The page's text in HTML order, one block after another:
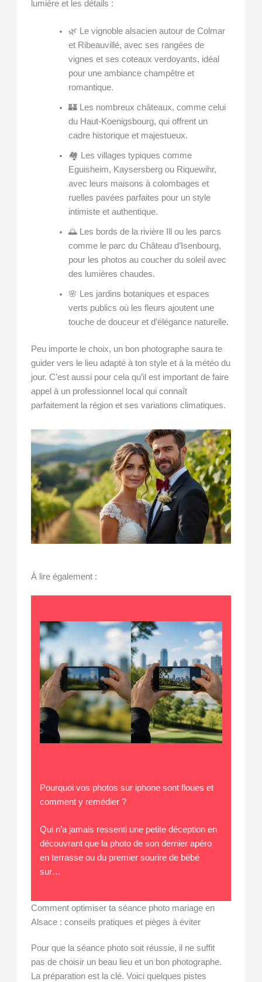
lumière et les détails :
🌿 Le vignoble alsacien autour de Colmar
et Ribeauvillé, avec ses rangées de
vignes et ses coteaux verdoyants, idéal
pour une ambiance champêtre et
romantique.
🏰 Les nombreux châteaux, comme celui
du Haut-Koenigsbourg, qui offrent un
cadre historique et majestueux.
🏘️ Les villages typiques comme
Eguisheim, Kaysersberg ou Riquewihr,
avec leurs maisons à colombages et
ruelles pavées parfaites pour un style
intimiste et authentique.
🌅 Les bords de la rivière Ill ou les parcs
comme le parc du Château d’Isenbourg,
pour les photos au coucher du soleil avec
des lumières chaudes.
🌸 Les jardins botaniques et espaces
verts publics où les fleurs ajoutent une
touche de douceur et d’élégance naturelle.
Peu importe le choix, un bon photographe saura te
guider vers le lieu adapté à ton style et à la météo du
jour. C’est aussi pour cela qu’il est important de faire
appel à un professionnel local qui connaît
parfaitement la région et ses variations climatiques.
À lire également :
Pourquoi vos photos sur iphone sont floues et
comment y remédier ?
Qui n’a jamais ressenti une petite déception en
découvrant que la photo de son dernier apéro
en terrasse ou du premier sourire de bébé
sur…
Comment optimiser ta séance photo mariage en
Alsace : conseils pratiques et pièges à éviter
Pour que la séance photo soit réussie, il ne suffit
pas de choisir un beau lieu et un bon photographe.
La préparation est la clé. Voici quelques pistes